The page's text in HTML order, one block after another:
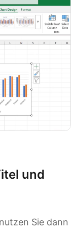
und
Sie dann